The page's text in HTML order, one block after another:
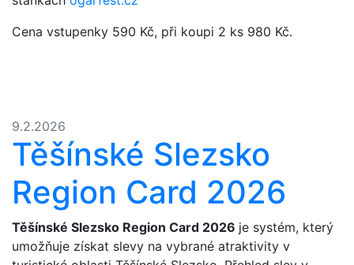
Cena vstupenky 590 Kč, při koupi 2 ks 980 Kč.
9.2.2026
Těšínské Slezsko
Region Card 2026
Těšínské Slezsko Region Card 2026 je systém, který
umožňuje získat slevy na vybrané atraktivity v